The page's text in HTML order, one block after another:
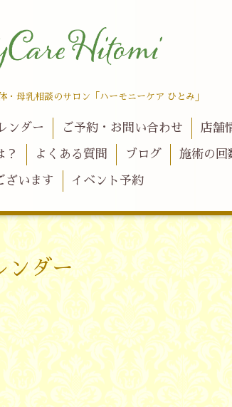
母乳相談のサロン「ハーモニーケア ひとみ」
ンダー ご予約・お問い合わせ 店舗
？ よくある質問 ブログ 施術の回
ざいます イベント予約
ンダー